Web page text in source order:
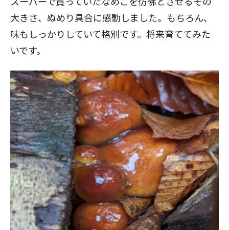
大きさ、ぬめり具合に感動しました。もちろん、
味もしっかりしていて格別です。将来育ててみた
いです。